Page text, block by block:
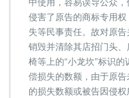
侵害了原告的商标专用
失等民事责任。故对原
销毁并清除其店招门头
椅等上的“小龙坎”标识
偿损失的数额，由于原
的损失数额或被告因侵